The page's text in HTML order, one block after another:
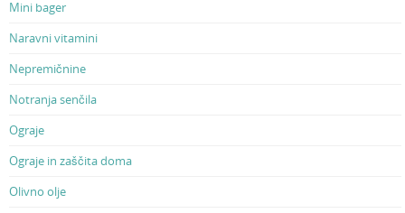
Mini bager
Naravni vitamini
Nepremičnine
Notranja senčila
Ograje
Ograje in zaščita doma
Olivno olje